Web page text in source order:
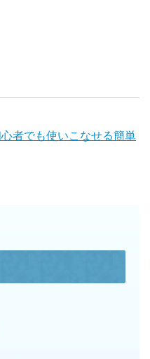
者でも使いこなせる簡単